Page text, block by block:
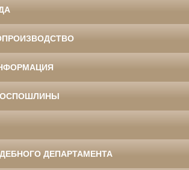
ДЕПАРТАМЕНТА